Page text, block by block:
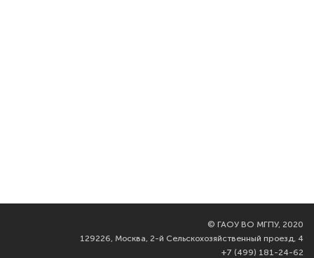
© ГАОУ ВО МГПУ, 2020
129226, Москва, 2-й Сельскохозяйственный проезд, 4
+7 (499) 181-24-62